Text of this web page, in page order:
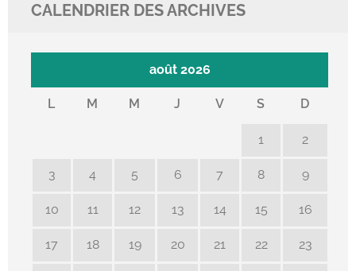
CALENDRIER DES ARCHIVES
août 2026
L M M J V S D
1 2
3 4 5 6 7 8 9
10 11 12 13 14 15 16
17 18 19 20 21 22 23